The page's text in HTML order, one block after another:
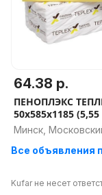
64.38 р.
ПЕНОПЛЭКС
50х585х1185
пола,
СКИДКА ОТ
Минск,
Все объявления
Kufar не несет